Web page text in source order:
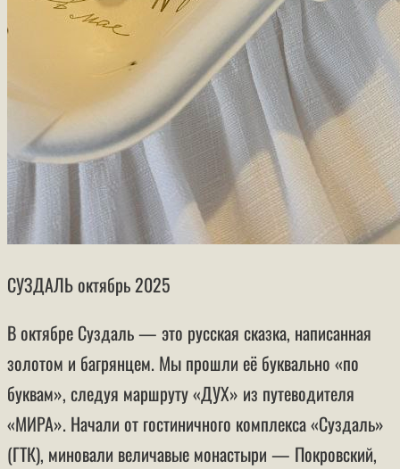
СУЗДАЛЬ октябрь 2025
В октябре Суздаль — это русская сказка, написанная
золотом и багрянцем. Мы прошли её буквально «по
буквам», следуя маршруту «ДУХ» из путеводителя
«МИРА». Начали от гостиничного комплекса «Суздаль»
(ГТК), миновали величавые монастыри — Покровский,